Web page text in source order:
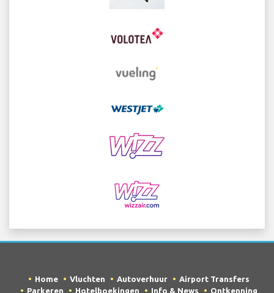
Home Vluchten Autoverhuur
Airport Transfers
Parkeren
Hotelboekingen Info & News Ontkenning